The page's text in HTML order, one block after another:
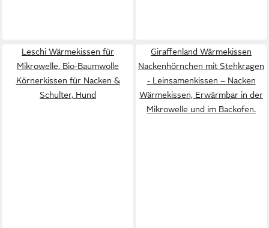
Leschi Wärmekissen für
Mikrowelle, Bio-Baumwolle
Körnerkissen für Nacken &
Schulter, Hund
Giraffenland Wärmekissen
Nackenhörnchen mit Stehkragen
- Leinsamenkissen – Nacken
Wärmekissen, Erwärmbar in der
Mikrowelle und im Backofen.